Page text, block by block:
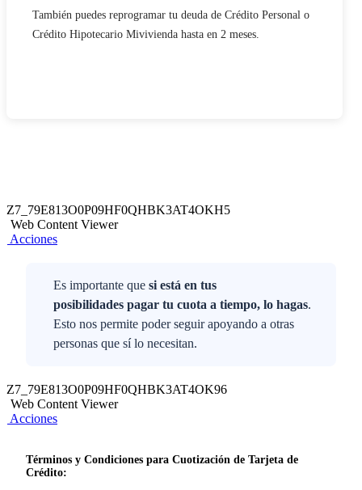
También puedes reprogramar tu deuda de Crédito Personal o
Crédito Hipotecario Mivivienda hasta en 2 meses.
Z7_79E813O0P09HF0QHBK3AT4OKH5
Web Content Viewer
Acciones
Es importante que si está en tus
posibilidades pagar tu cuota a tiempo, lo hagas.
Esto nos permite poder seguir apoyando a otras
personas que sí lo necesitan.
Z7_79E813O0P09HF0QHBK3AT4OK96
Web Content Viewer
Acciones
Términos y Condiciones para Cuotización de Tarjeta de
Crédito: